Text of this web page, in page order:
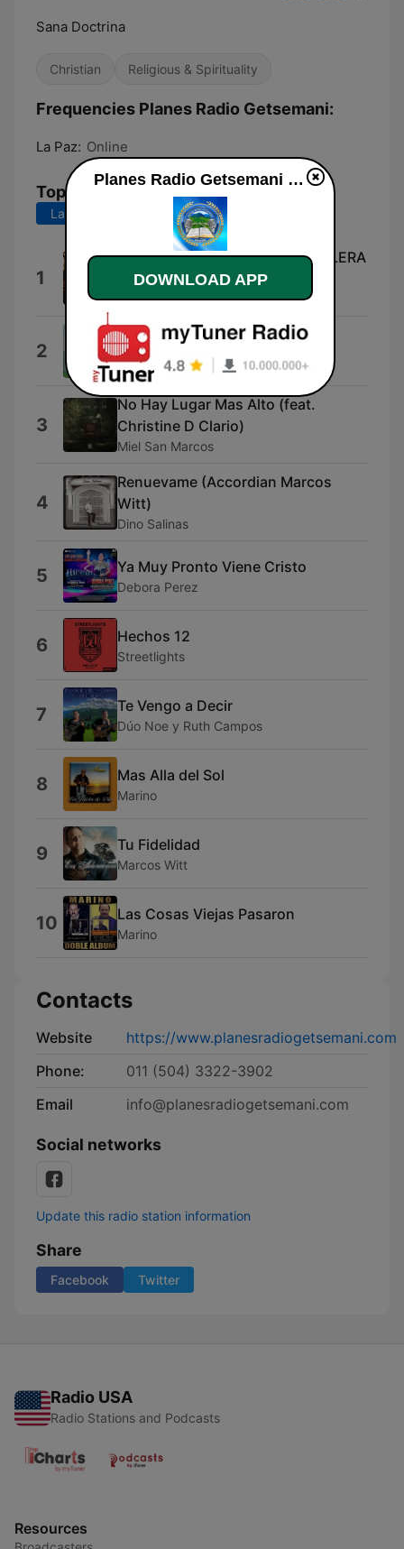
Sana Doctrina
Christian Religious & Spirituality
Frequencies Planes Radio Getsemani:
La Paz: Online
Top Songs
Last 7 days Last 30 days
1
Biblia Hablada BIBLIA REINA VALERA
1960 MATEO CAP. 2
Biblia Reina Valera
2 Salmo 23
Leonel Tuchez
3
No Hay Lugar Mas Alto (feat.
Christine D Clario)
Miel San Marcos
4
Renuevame (Accordian Marcos
Witt)
Dino Salinas
5 Ya Muy Pronto Viene Cristo
Debora Perez
6 Hechos 12
Streetlights
7 Te Vengo a Decir
Dúo Noe y Ruth Campos
8 Mas Alla del Sol
Marino
9 Tu Fidelidad
Marcos Witt
10 Las Cosas Viejas Pasaron
Marino
Contacts
Website
https://www.planesradiogetsemani.com
Phone:
011 (504) 3322-3902
Email
info@planesradiogetsemani.com
Social networks
Update this radio station information
Share
Facebook Twitter
Radio USA
Radio Stations and Podcasts
Resources
Planes Radio Getsemani live
DOWNLOAD APP